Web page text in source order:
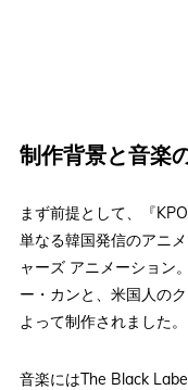
制作背景と音楽
まず前提として、『
単なる韓国発信のアニ
ャーズ アニメーション
ー・カンと、米国人の
よって制作されました。
音楽にはThe Black